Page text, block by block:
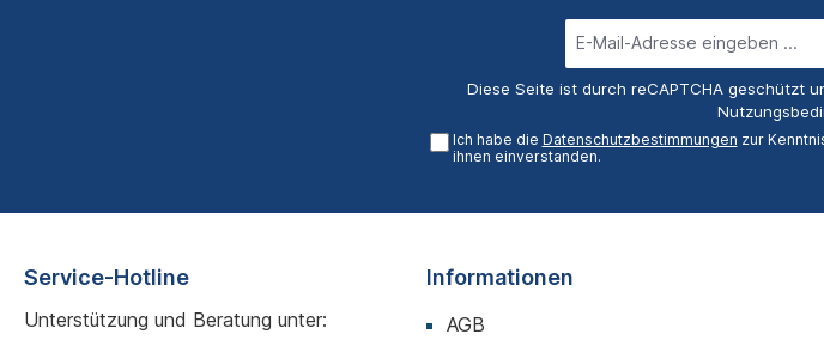
Mail-
Diese Seite ist durch reCAPTCHA geschützt
Ich habe die Datenschutzbestimmungen zur
ihnen einverstanden.
Service-Hotline
Unterstützung und Beratung unter:
Informationen
AGB